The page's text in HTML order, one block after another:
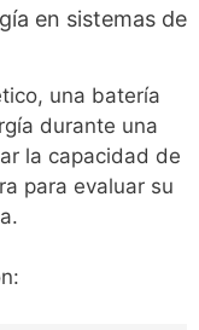
en sistemas de
una batería
durante una
la capacidad de
para evaluar su